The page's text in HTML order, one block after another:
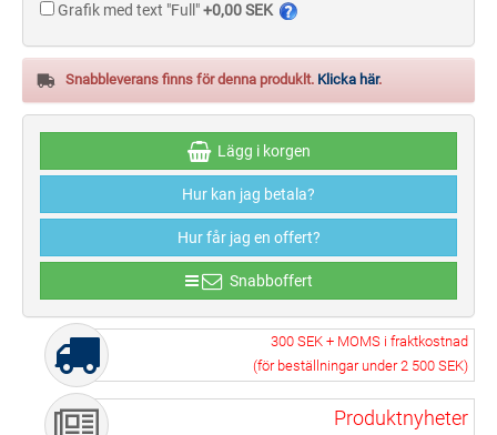
Lägg i korgen
Hur kan jag betala?
Hur får jag en offert?
Snabboffert
Snabbleverans finns för denna produklt. Klicka här.
Grafik med text "Full"+0,00 SEK
300 SEK + MOMS i fraktkostnad
(för beställningar under2 500 SEK)
Produktnyheter